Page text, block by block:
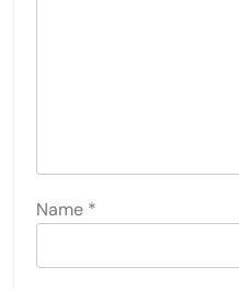
Name *